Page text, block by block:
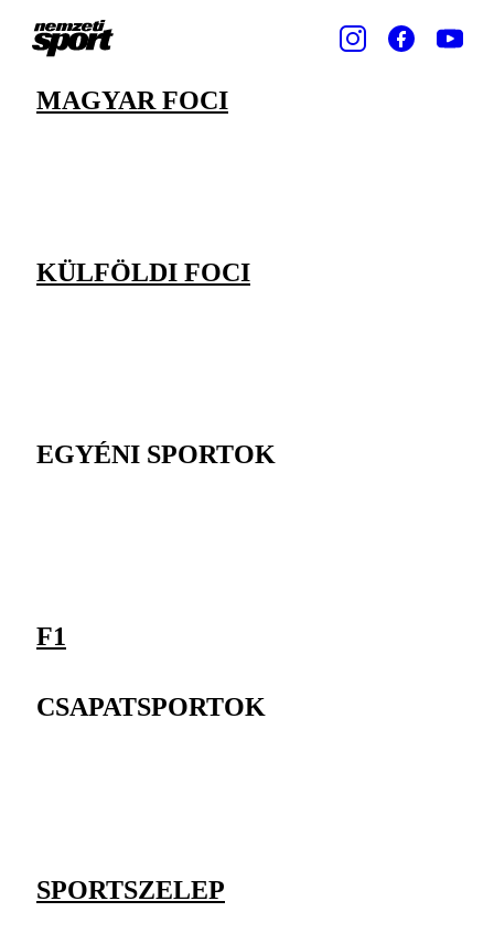
MAGYAR FOCI
KÜLFÖLDI FOCI
EGYÉNI SPORTOK
F1
CSAPATSPORTOK
SPORTSZELEP